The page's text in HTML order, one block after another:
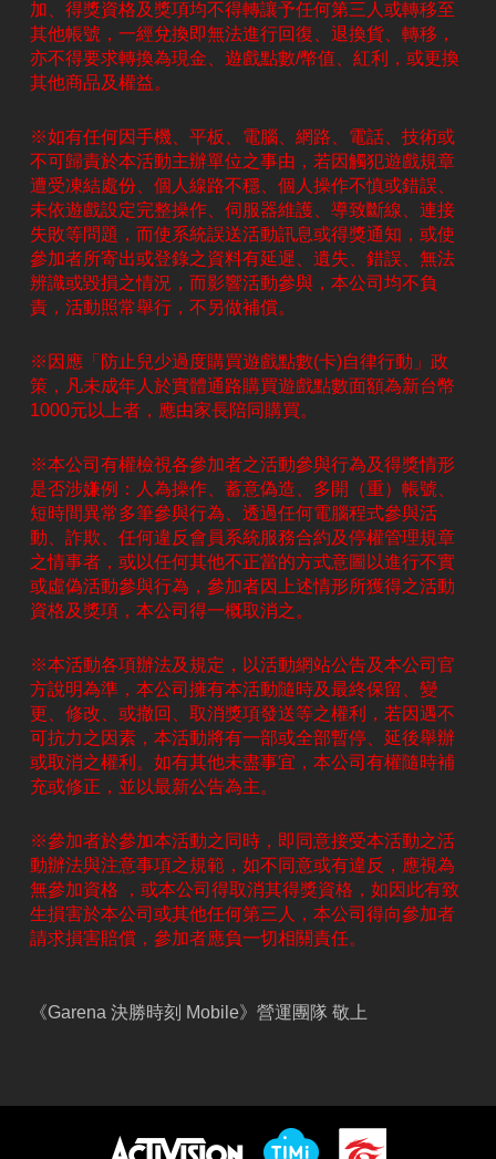
加、得獎資格及獎項均不得轉讓予任何第三人或轉移至
其他帳號，一經兌換即無法進行回復、退換貨、轉移，
亦不得要求轉換為現金、遊戲點數/幣值、紅利，或更換
其他商品及權益。
※如有任何因手機、平板、電腦、網路、電話、技術或
不可歸責於本活動主辦單位之事由，若因觸犯遊戲規章
遭受凍結處份、個人線路不穩、個人操作不慎或錯誤、
未依遊戲設定完整操作、伺服器維護、導致斷線、連接
失敗等問題，而使系統誤送活動訊息或得獎通知，或使
參加者所寄出或登錄之資料有延遲、遺失、錯誤、無法
辨識或毀損之情況，而影響活動參與，本公司均不負
責，活動照常舉行，不另做補償。
※因應「防止兒少過度購買遊戲點數(卡)自律行動」政
策，凡未成年人於實體通路購買遊戲點數面額為新台幣
1000元以上者，應由家長陪同購買。
※本公司有權檢視各參加者之活動參與行為及得獎情形
是否涉嫌例：人為操作、蓄意偽造、多開（重）帳號、
短時間異常多筆參與行為、透過任何電腦程式參與活
動、詐欺、任何違反會員系統服務合約及停權管理規章
之情事者，或以任何其他不正當的方式意圖以進行不實
或虛偽活動參與行為，參加者因上述情形所獲得之活動
資格及獎項，本公司得一概取消之。
※本活動各項辦法及規定，以活動網站公告及本公司官
方說明為準，本公司擁有本活動隨時及最終保留、變
更、修改、或撤回、取消獎項發送等之權利，若因遇不
可抗力之因素，本活動將有一部或全部暫停、延後舉辦
或取消之權利。如有其他未盡事宜，本公司有權隨時補
充或修正，並以最新公告為主。
※參加者於參加本活動之同時，即同意接受本活動之活
動辦法與注意事項之規範，如不同意或有違反，應視為
無參加資格 ，或本公司得取消其得獎資格，如因此有致
生損害於本公司或其他任何第三人，本公司得向參加者
請求損害賠償，參加者應負一切相關責任。
《Garena 決勝時刻 Mobile》營運團隊 敬上